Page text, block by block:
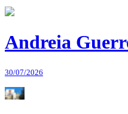
Andreia
30/07/2026